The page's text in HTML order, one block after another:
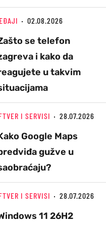
02.08.2026
se telefon
i kako da
u takvim
I SERVISI 28.07.2026
Google Maps
gužve u
I SERVISI 28.07.2026
11 26H2